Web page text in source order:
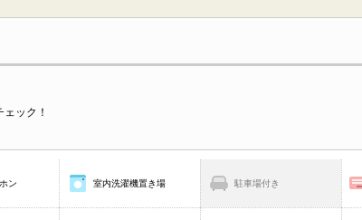
ック！
ン 室内洗濯機置き場 駐車場付き